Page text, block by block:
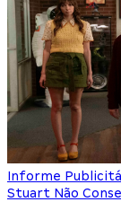
Informe
Stuart Não